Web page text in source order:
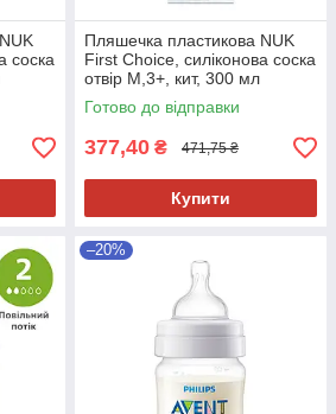
соска
Пляшечка пластикова NUK
First Choice, силіконова соска
отвір М,3+, кит, 300 мл
Готово до відправки
377,40 ₴ 471,75 ₴
Купити
–20%